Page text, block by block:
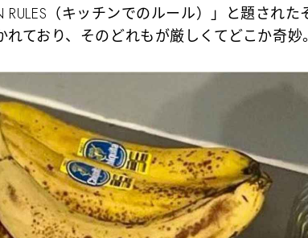
RULES（キッチンでのルール）」と題され
れており、そのどれもが厳しくてどこか奇妙。